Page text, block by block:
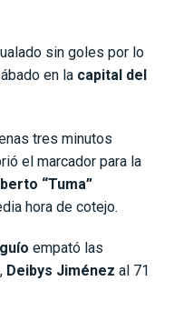
sin goles por lo
en la capital del
tres minutos
el marcador para la
“Tuma”
hora de cotejo.
empató las
Deibys Jiménez al 71